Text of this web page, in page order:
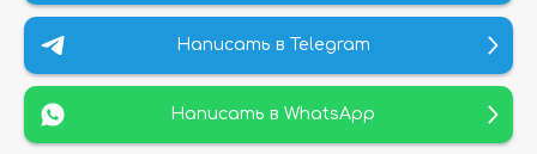
Написать в Telegram
Написать в WhatsApp